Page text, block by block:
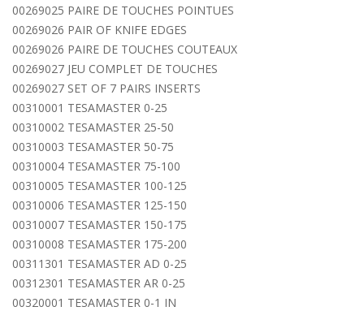
00269025 PAIRE DE TOUCHES POINTUES
00269026 PAIR OF KNIFE EDGES
00269026 PAIRE DE TOUCHES COUTEAUX
00269027 JEU COMPLET DE TOUCHES
00269027 SET OF 7 PAIRS INSERTS
00310001 TESAMASTER 0-25
00310002 TESAMASTER 25-50
00310003 TESAMASTER 50-75
00310004 TESAMASTER 75-100
00310005 TESAMASTER 100-125
00310006 TESAMASTER 125-150
00310007 TESAMASTER 150-175
00310008 TESAMASTER 175-200
00311301 TESAMASTER AD 0-25
00312301 TESAMASTER AR 0-25
00320001 TESAMASTER 0-1 IN